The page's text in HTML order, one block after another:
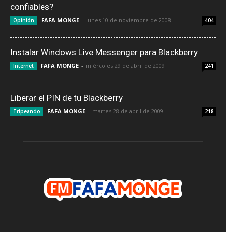
confiables?
Opinión FAFA MONGE - lunes 10 de noviembre de 2008 404
Instalar Windows Live Messenger para Blackberry
Internet FAFA MONGE - miércoles 29 de abril de 2009 241
Liberar el PIN de tu Blackberry
Tripeando FAFA MONGE - martes 28 de abril de 2009 218